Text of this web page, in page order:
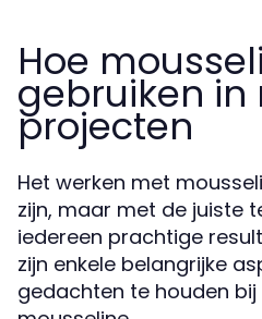
Hoe
gebruiken
projecten
Het werken met
zijn, maar met de juiste
iedereen prachtige
zijn enkele belangrijke
gedachten te houden